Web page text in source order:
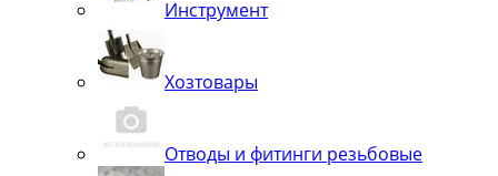
Инструмент
Хозтовары
Отводы и фитинги резьбовые